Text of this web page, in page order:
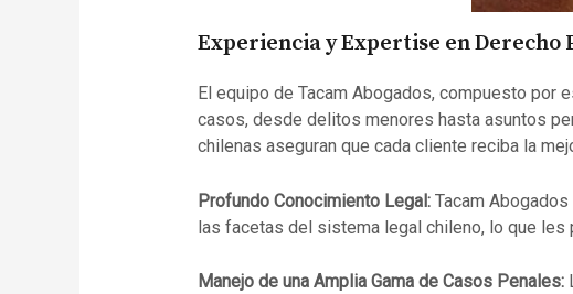
Experiencia y Expertise en Derecho
El equipo de Tacam Abogados, compuesto por
casos, desde delitos menores hasta asuntos
chilenas aseguran que cada cliente reciba la
Profundo Conocimiento Legal:Tacam Abogados
las facetas del sistema legal chileno, lo que
Manejo de una Amplia Gama de Casos Penales: